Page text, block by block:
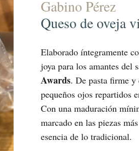
Gabino Pérez
Queso de oveja
Elaborado íntegramente
joya para los amantes del
Awards. De pasta firme
pequeños ojos repartidos
Con una maduración
marcado en las piezas
esencia de lo tradicional.